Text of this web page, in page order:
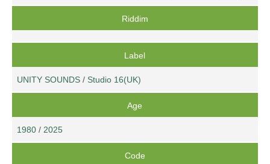
Riddim
Label
UNITY SOUNDS / Studio 16(UK)
Age
1980 / 2025
Code